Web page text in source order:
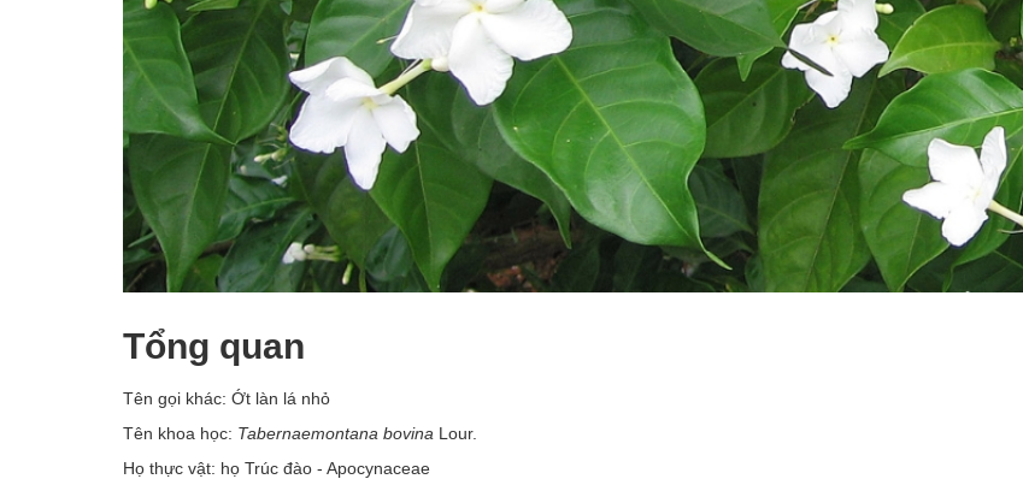
Tổng quan
Tên gọi khác: Ớt làn lá nhỏ
Tên khoa học: Tabernaemontana bovina Lour.
Họ thực vật: họ Trúc đào - Apocynaceae